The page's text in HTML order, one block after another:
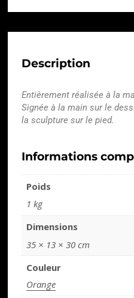
Description
Entièrement réalisée à la
Signée à la main sur le
la sculpture sur le pied.
Informations
Poids
1 kg
Dimensions
35 × 13 × 30 cm
Couleur
Orange